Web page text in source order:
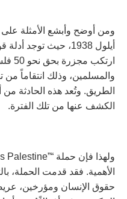
ومن أوضح وأبشع الأمثلة
أيلول 1938، حيث
والمسلمين، وذلك انتقاماً
الطريق. وتُعد هذه الحادثة من
الكشف عنها من تلك الفترة.
الأهمية. فقد قدمت الحملة،